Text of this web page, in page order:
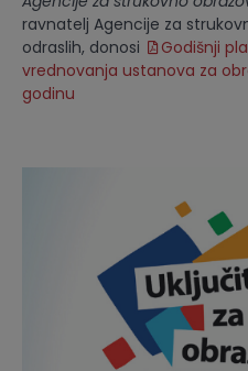
ravnatelj Agencije za
odraslih, donosi
Godišnji
vrednovanja ustanova za
godinu